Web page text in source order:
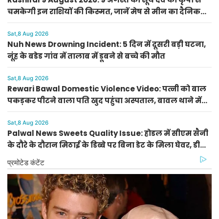
चमकेगी इन राशियों की किस्मत, जानें मेष से मीन का दैनिक
राशिफल
Sat,8 Aug 2026
Nuh News Drowning Incident: 5 दिन में दूसरी बड़ी घटना,
नूंह के बडेड गांव में तालाब में डूबने से बच्चे की मौत
Sat,8 Aug 2026
Rewari Bawal Domestic Violence Video: पत्नी को बाल
पकड़कर पीटने वाला पति खुद पहुंचा अस्पताल, बावल थाने में
केस दर्ज
Sat,8 Aug 2026
Palwal News Sweets Quality Issue: होडल में सीएम सैनी
के दौरे के दौरान मिठाई के डिब्बे पर बिना डेट के मिला घेवर, डीसी
ने दिए जांच के आदेश